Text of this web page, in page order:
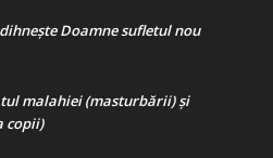
Doamne sufletul nou
malahiei (masturbării) şi
copii)